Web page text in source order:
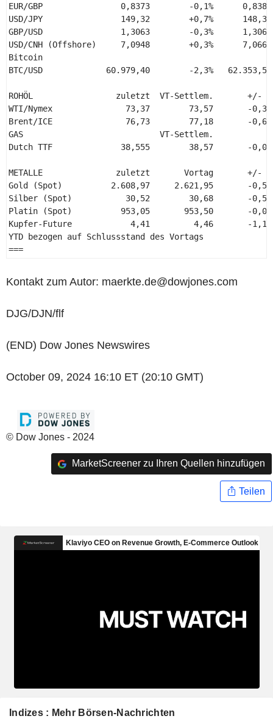
EUR/GBP                0,8373        -0,1%
USD/JPY                149,32        +0,7%
GBP/USD                1,3063        -0,3%
USD/CNH (Offshore)     7,0948        +0,3%
Bitcoin
BTC/USD             60.979,40        -2,3%   62.353,50
ROHÖL                 zuletzt  VT-Settlem.       +/- %
WTI/Nymex               73,37        73,57       -
Brent/ICE               76,73        77,18       -
GAS                            VT-Settlem.
Dutch TTF              38,555        38,57       -
METALLE               zuletzt       Vortag       +/- %
Gold (Spot)          2.608,97     2.621,95       -
Silber (Spot)           30,52        30,68       -0,5%
Platin (Spot)          953,05       953,50       -
Kupfer-Future            4,41         4,46       -1,1%
YTD bezogen auf Schlussstand des Vortags
===
Kontakt zum Autor: maerkte.de@dowjones.com
DJG/DJN/flf
(END) Dow Jones Newswires
October 09, 2024 16:10 ET (20:10 GMT)
© Dow Jones - 2024
MarketScreener zu Ihren Quellen hinzufügen
Teilen
Indizes : Mehr Börsen-Nachrichten